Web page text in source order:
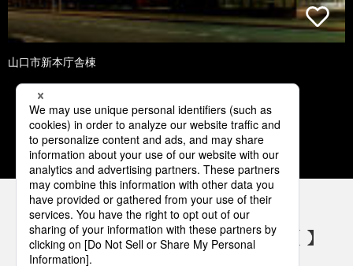
山口市新本庁舎棟
1 2 3 4 5
パナソニックの電気設備 SNSアカウント